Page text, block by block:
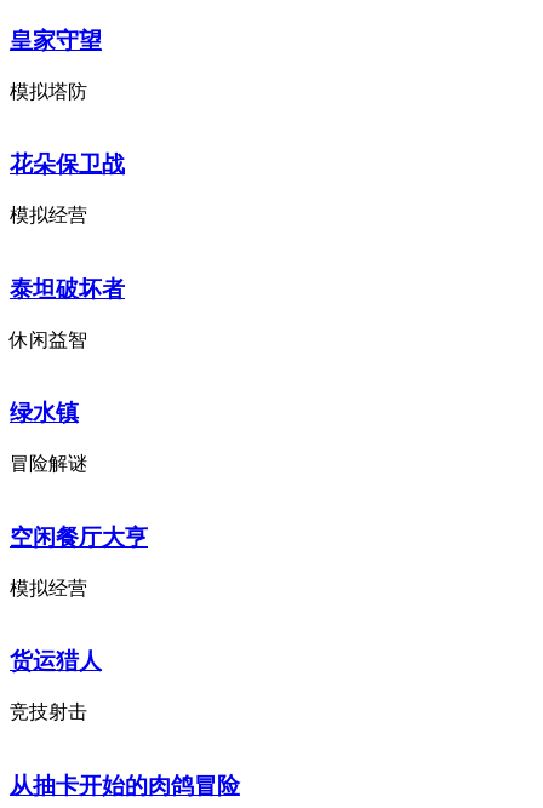
皇家守望
模拟塔防
花朵保卫战
模拟经营
泰坦破坏者
休闲益智
绿水镇
冒险解谜
空闲餐厅大亨
模拟经营
货运猎人
竞技射击
从抽卡开始的肉鸽冒险